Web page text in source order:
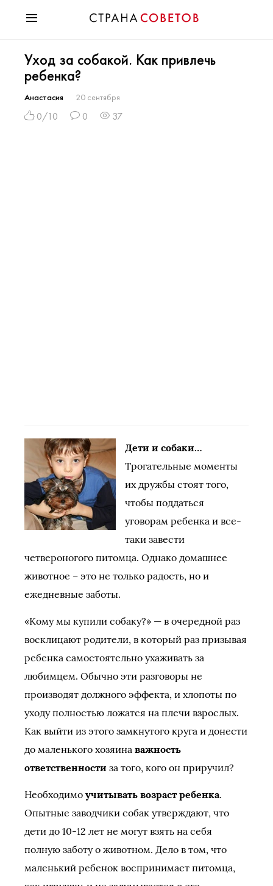
Мода
Звезды
Гороскопы
Здоровье
Уход за собакой. Как привлечь
ребенка?
Анастасия 20 сентября
0/10 0 37
Дети и собаки…
Трогательные моменты
их дружбы стоят того,
чтобы поддаться
уговорам ребенка и все-
таки завести
четвероногого питомца. Однако домашнее
животное – это не только радость, но и
ежедневные заботы.
«Кому мы купили собаку?» — в очередной раз
восклицают родители, в который раз призывая
ребенка самостоятельно ухаживать за
любимцем. Обычно эти разговоры не
производят должного эффекта, и хлопоты по
уходу полностью ложатся на плечи взрослых.
Как выйти из этого замкнутого круга и донести
до маленького хозяина важность
ответственности за того, кого он приручил?
Необходимо учитывать возраст ребенка.
Опытные заводчики собак утверждают, что
дети до 10-12 лет не могут взять на себя
полную заботу о животном. Дело в том, что
маленький ребенок воспринимает питомца,